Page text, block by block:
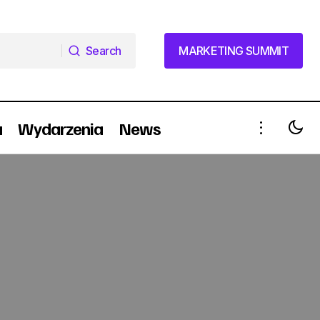
Search
MARKETING SUMMIT
MARKETING SUMMIT
Wydarzenia News